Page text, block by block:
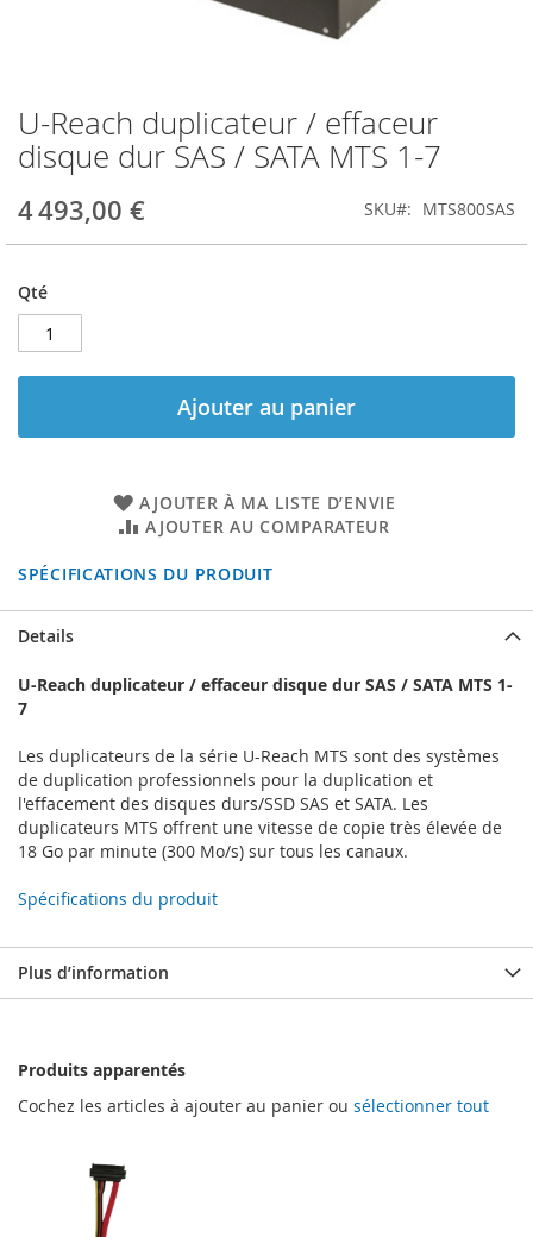
U-Reach duplicateur / effaceur
disque dur SAS / SATA MTS 1-7
4 493,00 € SKU MTS800SAS
Qté
Ajouter au panier
AJOUTER À MA LISTE D’ENVIE
AJOUTER AU COMPARATEUR
SPÉCIFICATIONS DU PRODUIT
Skip
to
the
of
gallery
Details
U-Reach duplicateur / effaceur disque dur SAS / SATA MTS 1-
7
Les duplicateurs de la série U-Reach MTS sont des systèmes
de duplication professionnels pour la duplication et
l'effacement des disques durs/SSD SAS et SATA. Les
duplicateurs MTS offrent une vitesse de copie très élevée de
18 Go par minute (300 Mo/s) sur tous les canaux.
Spécifications du produit
Plus d’information
Produits apparentés
Cochez les articles à ajouter au panier ou sélectionner tout